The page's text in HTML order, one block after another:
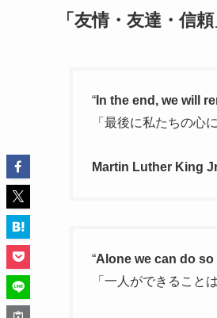
「友情・友達・信
“ In the end, we will
「最後に私たちの心
Martin Luther King
“Alone we can do
「一人ができること